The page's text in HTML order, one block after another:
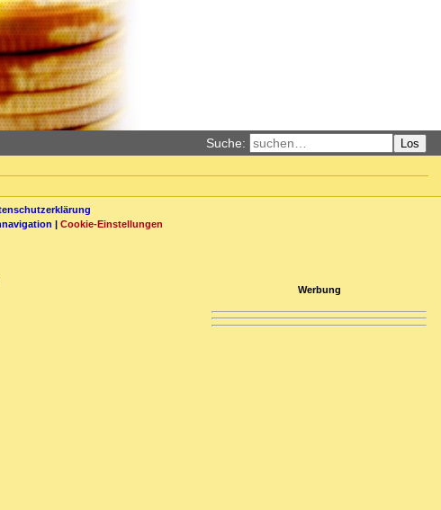
Suche: Los
| Cookie-Einstellungen
Werbung